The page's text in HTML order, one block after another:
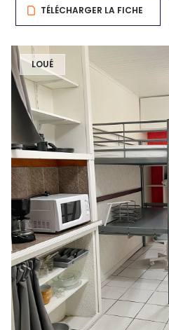
TÉLÉCHARGER LA FICHE
LOUÉ